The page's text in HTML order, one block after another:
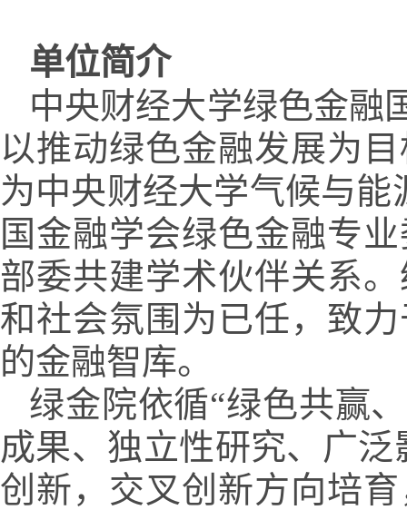
单位简介
中央财经大学绿色金融
以推动绿色金融发展为
为中央财经大学气候与能
国金融学会绿色金融专
部委共建学术伙伴关系
和社会氛围为已任，致
的金融智库。
绿金院依循“绿色共赢
成果、独立性研究、广
创新，交叉创新方向培